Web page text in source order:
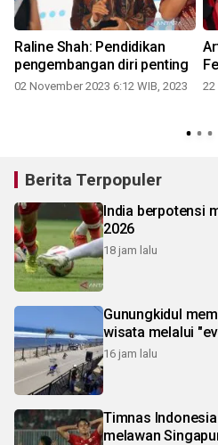
Raline Shah: Pendidikan
pengembangan diri penting
02 November 2023 6:12 WIB, 2023 22
Berita Terpopuler
India berpotensi
2026
18 jam lalu
Gunungkidul
wisata melalui
16 jam lalu
Timnas
melawan